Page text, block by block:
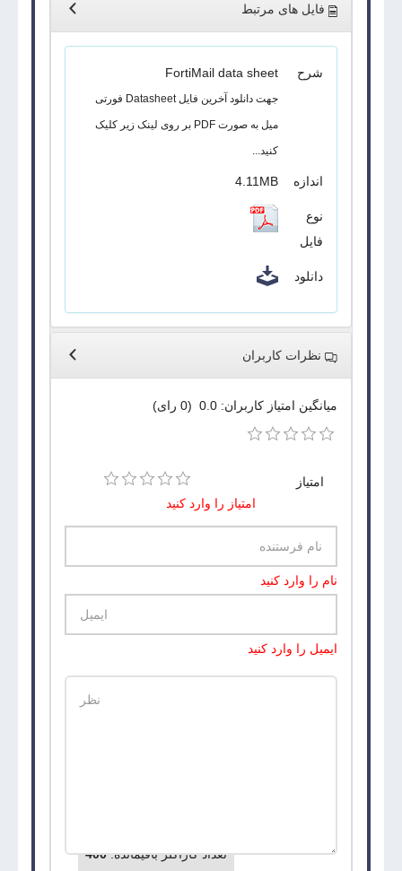
فایل های مرتبط
شرح FortiMail data sheet
جهت دانلود آخرین فایل Datasheet فورتی
میل به صورت PDF بر روی لینک زیر کلیک
کنید...
اندازه 4.11MB
نوع
فایل
دانلود
نظرات کاربران
میانگین امتیاز کاربران: 0.0 (0 رای)
امتیاز
امتیاز را وارد کنید
نام را وارد کنید
ایمیل را وارد کنید
تعداد کاراکتر باقیمانده:
400